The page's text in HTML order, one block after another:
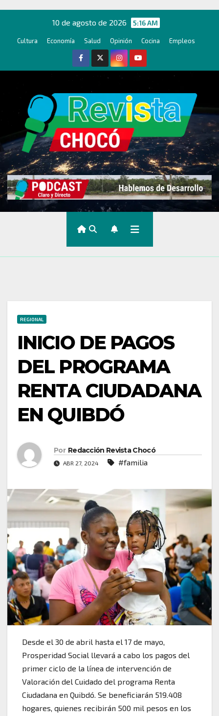
contenido
10 de agosto de 2026 5:16 AM
Cultura Economía Salud Opinión Cocina Empleos
REGIONAL
INICIO DE PAGOS
DEL PROGRAMA
RENTA CIUDADANA
EN QUIBDÓ
Por Redacción Revista Chocó
ABR 27, 2024 #familia
Desde el 30 de abril hasta el 17 de mayo,
Prosperidad Social llevará a cabo los pagos del
primer ciclo de la línea de intervención de
Valoración del Cuidado del programa Renta
Ciudadana en Quibdó. Se beneficiarán 519.408
hogares, quienes recibirán 500 mil pesos en los